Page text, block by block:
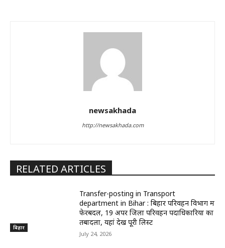
newsakhada
http://newsakhada.com
RELATED ARTICLES
बिहार
Transfer-posting in Transport
department in Bihar : बिहार परिवहन विभाग में
फेरबदल, 19 अपर जिला परिवहन पदाधिकारियों का
तबादला, यहां देखें पूरी लिस्ट
July 24, 2026